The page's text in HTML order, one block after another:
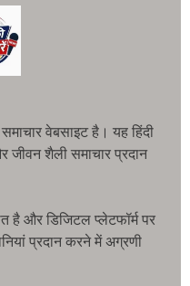
वेबसाइट है। यह हिंदी
जीवन शैली समाचार प्रदान
है और डिजिटल प्लेटफॉर्म पर
प्रदान करने में अग्रणी